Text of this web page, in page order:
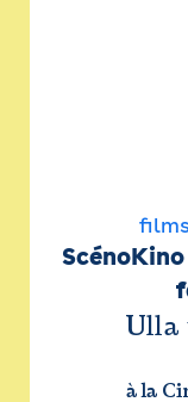
Ulla
à la